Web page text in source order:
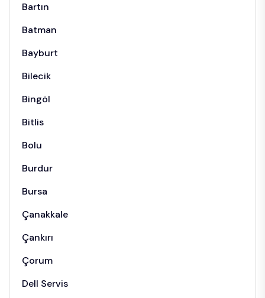
Bartın
Batman
Bayburt
Bilecik
Bingöl
Bitlis
Bolu
Burdur
Bursa
Çanakkale
Çankırı
Çorum
Dell Servis